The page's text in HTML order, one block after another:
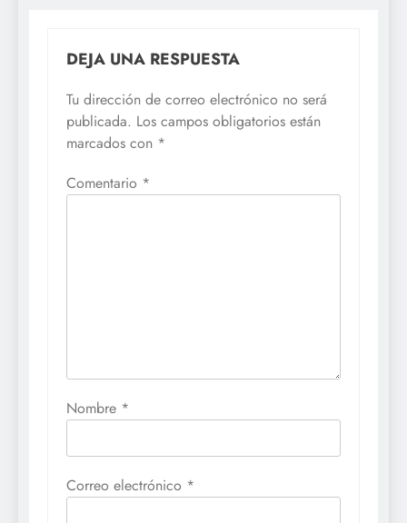
DEJA UNA RESPUESTA
Tu dirección de correo electrónico no será
publicada. Los campos obligatorios están
marcados con *
Comentario *
Nombre *
Correo electrónico *